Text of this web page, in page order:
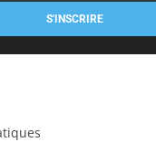
S'INSCRIRE